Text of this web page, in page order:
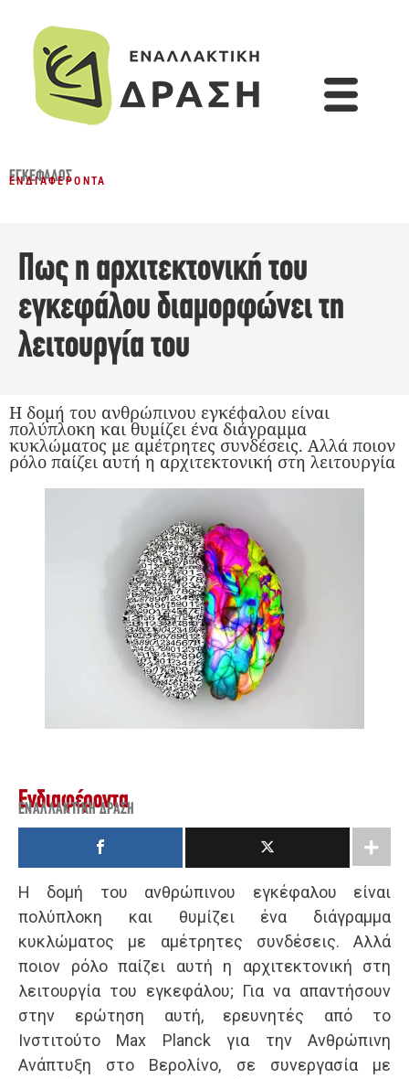
ΕΓΚΈΦΑΛΟΣ
ΕΝΔΙΑΦΈΡΟΝΤΑ
Πως η αρχιτεκτονική του
εγκεφάλου διαμορφώνει τη
λειτουργία του
Η δομή του ανθρώπινου εγκέφαλου είναι
πολύπλοκη και θυμίζει ένα διάγραμμα
κυκλώματος με αμέτρητες συνδέσεις. Αλλά ποιον
ρόλο παίζει αυτή η αρχιτεκτονική στη λειτουργία
Ενδιαφέροντα
ΕΝΑΛΛΑΚΤΙΚΉ ΔΡΆΣΗ
Η δομή του ανθρώπινου εγκέφαλου είναι
πολύπλοκη και θυμίζει ένα διάγραμμα
κυκλώματος με αμέτρητες συνδέσεις. Αλλά
ποιον ρόλο παίζει αυτή η αρχιτεκτονική στη
λειτουργία του εγκεφάλου; Για να απαντήσουν
στην ερώτηση αυτή, ερευνητές από το
Ινστιτούτο Max Planck για την Ανθρώπινη
Ανάπτυξη στο Βερολίνο, σε συνεργασία με